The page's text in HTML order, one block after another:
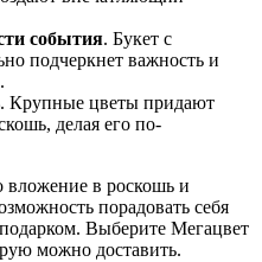
события. Букет с
подчеркнет важность и
. Крупные цветы придают
делая его по-
вложение в роскошь и
порадовать себя
Выберите Мегацвет
можно доставить.